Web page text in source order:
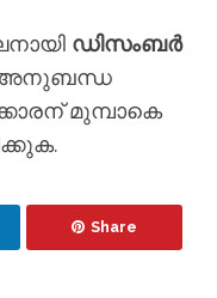
ഡിസംബർ
അനുബന്ധ
മുമ്പാകെ
Share